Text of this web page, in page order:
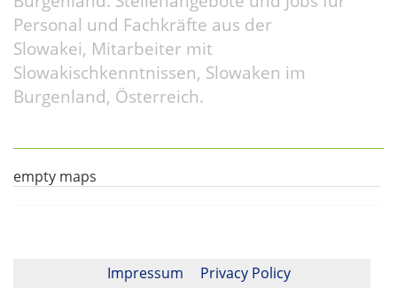
Personal und Fachkräfte aus der
Slowakei, Mitarbeiter mit
Slowakischkenntnissen, Slowaken im
Burgenland, Österreich.
empty maps
Impressum
Privacy Policy